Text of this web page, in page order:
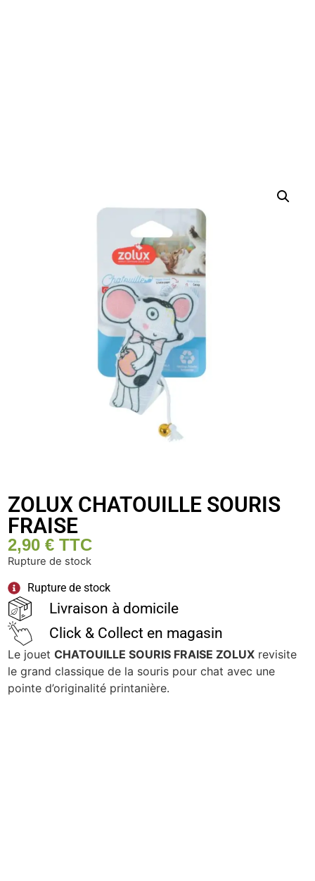
ZOLUX CHATOUILLE SOURIS
FRAISE
2,90€ TTC
Rupture de stock
Rupture de stock
Livraison à domicile
Click & Collect en magasin
Le jouetCHATOUILLE SOURIS FRAISE ZOLUX revisite
le grand classique de la souris pour chat avec une
pointe d’originalité printanière.